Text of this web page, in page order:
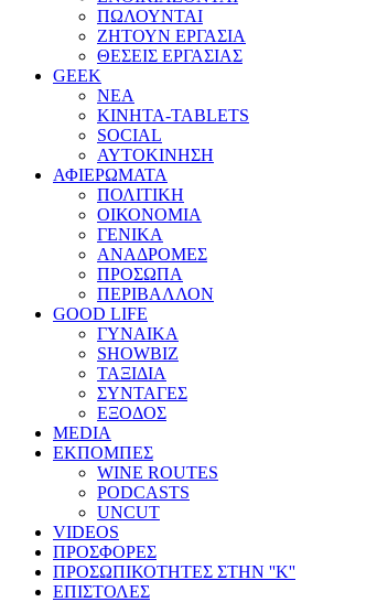
ΠΩΛΟΥΝΤΑΙ
ΖΗΤΟΥΝ ΕΡΓΑΣΙΑ
ΘΕΣΕΙΣ ΕΡΓΑΣΙΑΣ
GEEK
ΝΕΑ
ΚΙΝΗΤΑ-TABLETS
SOCIAL
ΑΥΤΟΚΙΝΗΣΗ
ΑΦΙΕΡΩΜΑΤΑ
ΠΟΛΙΤΙΚΗ
ΟΙΚΟΝΟΜΙΑ
ΓΕΝΙΚΑ
ΑΝΑΔΡΟΜΕΣ
ΠΡΟΣΩΠΑ
ΠΕΡΙΒΑΛΛΟΝ
GOOD LIFE
ΓΥΝΑΙΚΑ
SHOWBIZ
ΤΑΞΙΔΙΑ
ΣΥΝΤΑΓΕΣ
ΕΞΟΔΟΣ
MEDIA
ΕΚΠΟΜΠΕΣ
WINE ROUTES
PODCASTS
UNCUT
VIDEOS
ΠΡΟΣΦΟΡΕΣ
ΠΡΟΣΩΠΙΚΟΤΗΤΕΣ ΣΤΗΝ ''Κ''
ΕΠΙΣΤΟΛΕΣ